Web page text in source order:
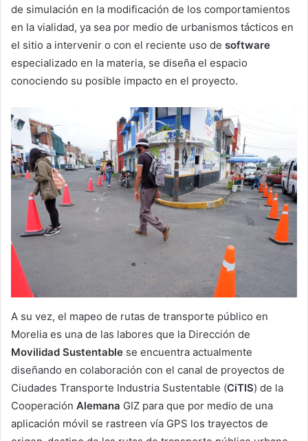
de simulación en la modificación de los comportamientos
en la vialidad, ya sea por medio de urbanismos tácticos en
el sitio a intervenir o con el reciente uso de software
especializado en la materia, se diseña el espacio
conociendo su posible impacto en el proyecto.
A su vez, el mapeo de rutas de transporte público en
Morelia es una de las labores que la Dirección de
Movilidad Sustentable se encuentra actualmente
diseñando en colaboración con el canal de proyectos de
Ciudades Transporte Industria Sustentable (CiTIS) de la
Cooperación Alemana GIZ para que por medio de una
aplicación móvil se rastreen vía GPS los trayectos de